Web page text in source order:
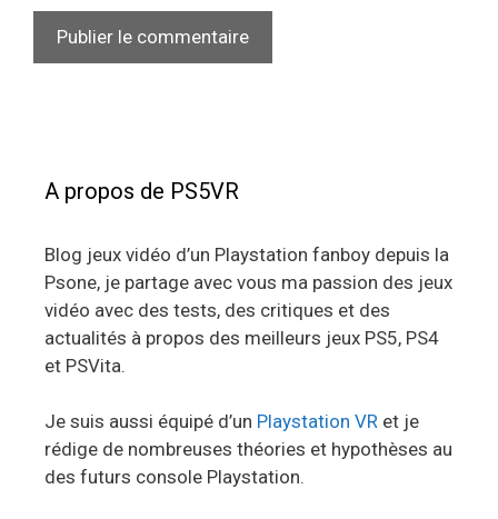
A propos de PS5VR
Blog jeux vidéo d’un Playstation fanboy depuis la
Psone, je partage avec vous ma passion des jeux
vidéo avec des tests, des critiques et des
actualités à propos des meilleurs jeux PS5, PS4
et PSVita.
Je suis aussi équipé d’un Playstation VR et je
rédige de nombreuses théories et hypothèses au
des futurs console Playstation.